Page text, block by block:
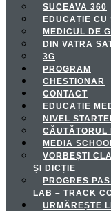
SUCEAVA 360
EDUCAȚIE CU
MEDICUL DE
DIN VATRA
3G
PROGRAM
CHESTIONAR
CONTACT
EDUCAȚIE
NIVEL
CĂUTĂTORUL
MEDIA
VORBEȘTI
ȘI DICȚIE
PROGRES
LAB – TRACK
URMĂREȘTE